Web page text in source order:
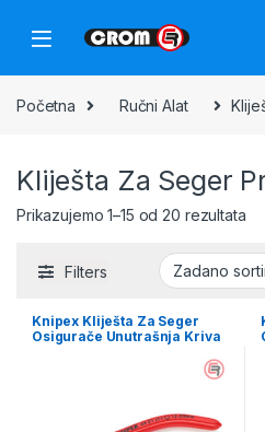
Početna Ručni Alat
Kliješta Za Seger
Prikazujemo 1–15 od 20 rezultata
Filters
Knipex Kliješta Za Seger
Osigurače Unutrašnja Kriva